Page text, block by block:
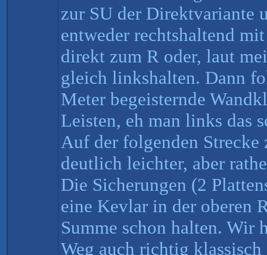
zur SU der Direktvariante
entweder rechtshaltend
direkt zum R oder, laut
gleich linkshalten. Dann
Meter begeisternde
Leisten, eh man links das
Auf der folgenden Strecke
deutlich leichter, aber
Die Sicherungen (2
eine Kevlar in der oberen
Summe schon halten. Wir
Weg auch richtig